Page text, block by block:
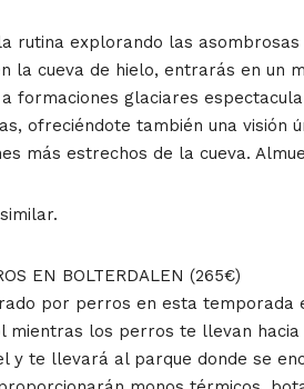
rutina explorando las
la cueva de hielo, entrarás en un
formaciones glaciares
ofreciéndote también una visión
más estrechos de la cueva.
EN BOLTERDALEN (265€)
por perros en esta
mientras los perros te llevan
y te llevará al parque donde se